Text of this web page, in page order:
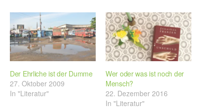
Der Ehrliche ist der Dumme
27. Oktober 2009
In "Literatur"
Wer oder was ist noch der
Mensch?
22. Dezember 2016
In "Literatur"